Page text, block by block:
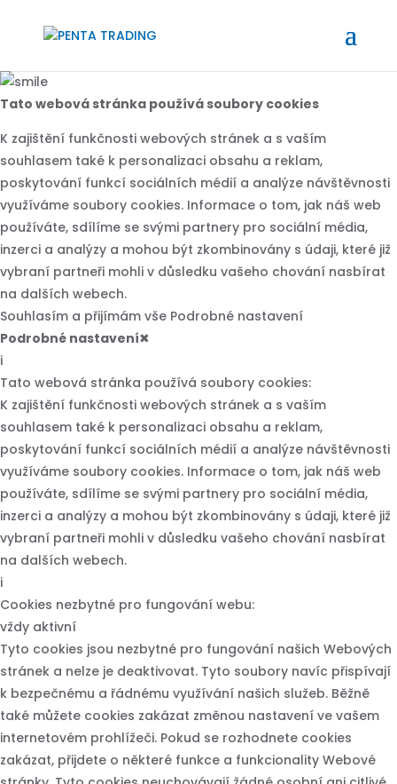
Tato webová stránka používá soubory cookies
K zajištění funkčnosti webových stránek a s vaším
souhlasem také k personalizaci obsahu a reklam,
poskytování funkcí sociálních médií a analýze návštěvnosti
využíváme soubory cookies. Informace o tom, jak náš web
používáte, sdílíme se svými partnery pro sociální média,
inzerci a analýzy a mohou být zkombinovány s údaji, které již
vybraní partneři mohli v důsledku vašeho chování nasbírat
na dalších webech.
Souhlasím a přijímám vše Podrobné nastavení
Podrobné nastavení✖
i
Tato webová stránka používá soubory cookies:
K zajištění funkčnosti webových stránek a s vaším
souhlasem také k personalizaci obsahu a reklam,
poskytování funkcí sociálních médií a analýze návštěvnosti
využíváme soubory cookies. Informace o tom, jak náš web
používáte, sdílíme se svými partnery pro sociální média,
inzerci a analýzy a mohou být zkombinovány s údaji, které již
vybraní partneři mohli v důsledku vašeho chování nasbírat
na dalších webech.
i
Cookies nezbytné pro fungování webu:
vždy aktivní
Tyto cookies jsou nezbytné pro fungování našich Webových
stránek a nelze je deaktivovat. Tyto soubory navíc přispívají
k bezpečnému a řádnému využívání našich služeb. Běžně
také můžete cookies zakázat změnou nastavení ve vašem
internetovém prohlížeči. Pokud se rozhodnete cookies
zakázat, přijdete o některé funkce a funkcionality Webové